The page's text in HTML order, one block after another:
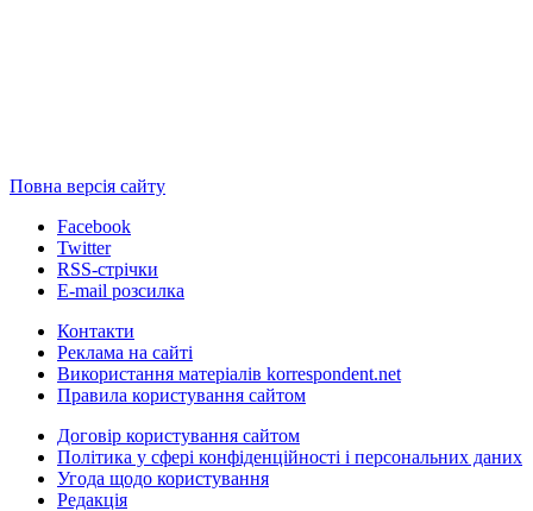
Повна версія сайту
Facebook
Twitter
RSS-стрічки
E-mail розсилка
Контакти
Реклама на сайті
Використання матеріалів korrespondent.net
Правила користування сайтом
Договір користування сайтом
Політика у сфері конфіденційності і персональних даних
Угода щодо користування
Редакція